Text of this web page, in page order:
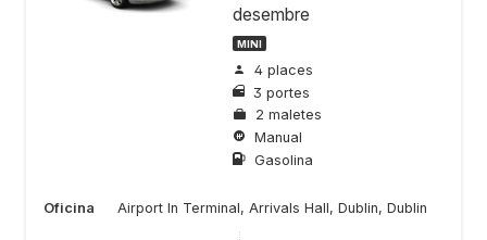
desembre
MINI
4 places
3 portes
2 maletes
Manual
Gasolina
Oficina Airport In Terminal, Arrivals Hall, Dublin, Dublin